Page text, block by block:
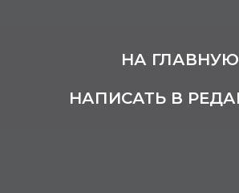
НА ГЛАВНУЮ
НАПИСАТЬ В